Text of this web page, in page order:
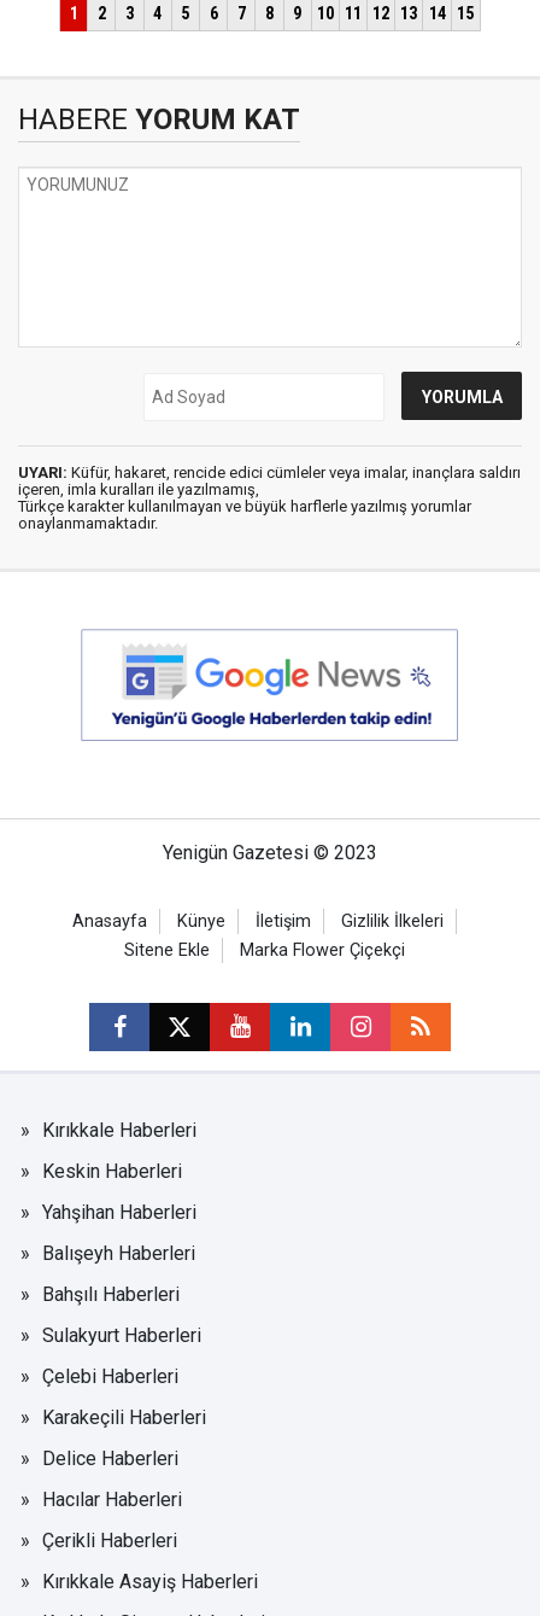
HABERE YORUM KAT
UYARI: Küfür, hakaret, rencide edici cümleler veya imalar, inançlara saldırı
içeren, imla kuralları ile yazılmamış,
Türkçe karakter kullanılmayan ve büyük harflerle yazılmış yorumlar
onaylanmamaktadır.
Yenigün Gazetesi © 2023
Anasayfa Künye İletişim
Gizlilik İlkeleri
Sitene Ekle
Marka Flower Çiçekçi
Kırıkkale Haberleri
Keskin Haberleri
Yahşihan Haberleri
Balışeyh Haberleri
Bahşılı Haberleri
Sulakyurt Haberleri
Çelebi Haberleri
Karakeçili Haberleri
Delice Haberleri
Hacılar Haberleri
Çerikli Haberleri
Kırıkkale Asayiş Haberleri